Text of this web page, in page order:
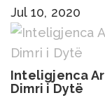
Jul 10, 2020
Inteligjenca
Dimri i Dytë